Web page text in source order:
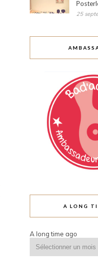
25
A LONG
A long time ago